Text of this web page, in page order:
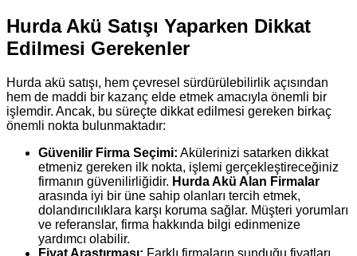
Hurda Akü Satışı Yaparken Dikkat
Edilmesi Gerekenler
Hurda akü satışı, hem çevresel sürdürülebilirlik açısından
hem de maddi bir kazanç elde etmek amacıyla önemli bir
işlemdir. Ancak, bu süreçte dikkat edilmesi gereken birkaç
önemli nokta bulunmaktadır:
Güvenilir Firma Seçimi: Akülerinizi satarken dikkat
etmeniz gereken ilk nokta, işlemi gerçekleştireceğiniz
firmanın güvenilirliğidir. Hurda Akü Alan Firmalar
arasında iyi bir üne sahip olanları tercih etmek,
dolandırıcılıklara karşı koruma sağlar. Müşteri yorumları
ve referanslar, firma hakkında bilgi edinmenize
yardımcı olabilir.
Fiyat Araştırması: Farklı firmaların sunduğu fiyatları